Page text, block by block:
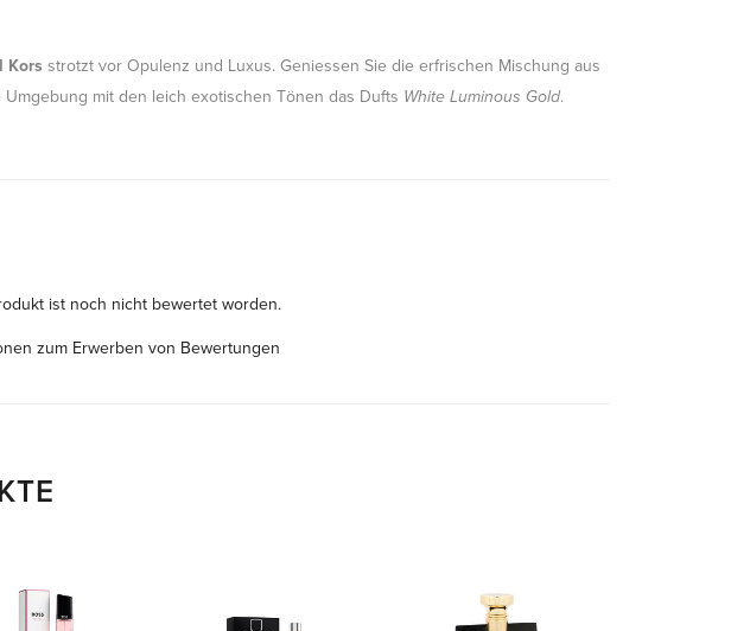
Kors strotzt vor Opulenz und Luxus. Geniessen Sie die erfrischen Mischung aus
mit den leich exotischen Tönen das Dufts White Luminous Gold.
ist noch nicht bewertet worden.
zum Erwerben von Bewertungen